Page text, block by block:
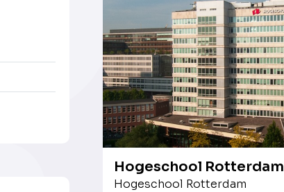
Hogeschool Rotterdam
Hogeschool Rotterdam